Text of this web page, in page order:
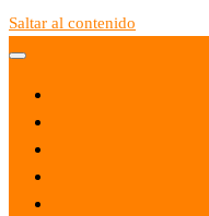
Saltar al contenido